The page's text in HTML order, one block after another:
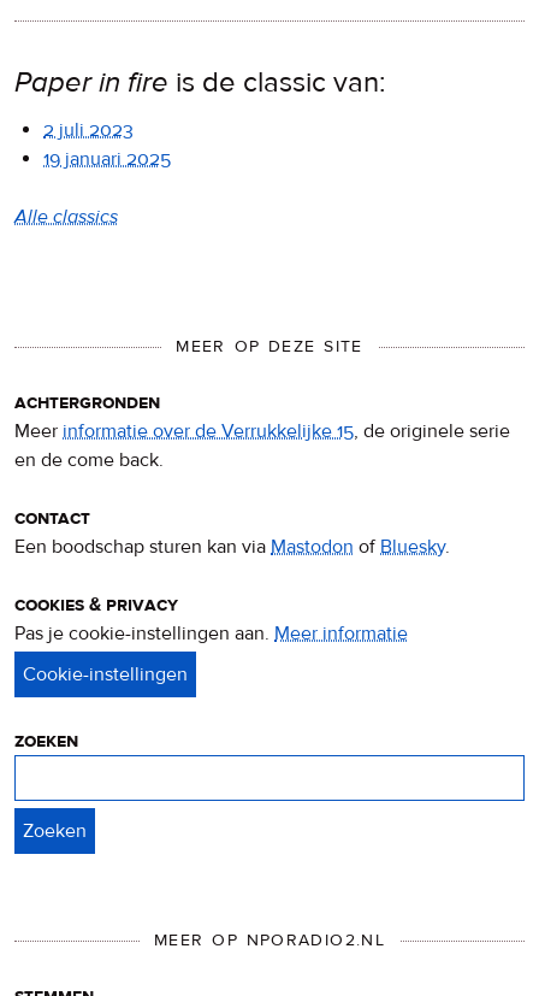
Paper in fire is de classic van:
2 juli 2023
19 januari 2025
Alle classics
MEER OP DEZE SITE
achtergronden
Meer informatie over de Verrukkelijke 15, de originele serie
en de come back.
contact
Een boodschap sturen kan via Mastodon ofBluesky.
cookies & privacy
Pas je cookie-instellingen aan. Meer informatie
zoeken
MEER OP NPORADIO2.NL